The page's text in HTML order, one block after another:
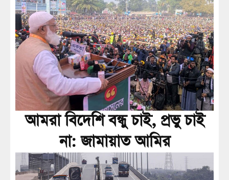
আমরা বিদেশি বন্ধু চাই, প্রভু চাই
না: জামায়াত আমির